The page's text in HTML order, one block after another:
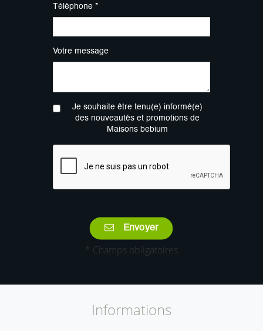
Téléphone *
Votre message
Je souhaite être tenu(e) informé(e)
des nouveautés et promotions de
Maisons bebium
Envoyer
* Champs obligatoires
Informations